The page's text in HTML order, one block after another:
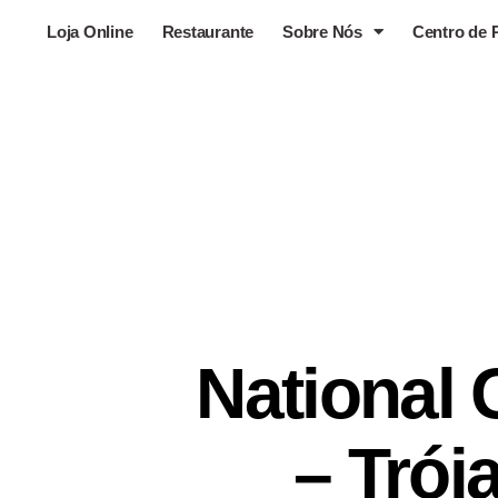
Loja Online Restaurante Sobre Nós Centro de
National
–